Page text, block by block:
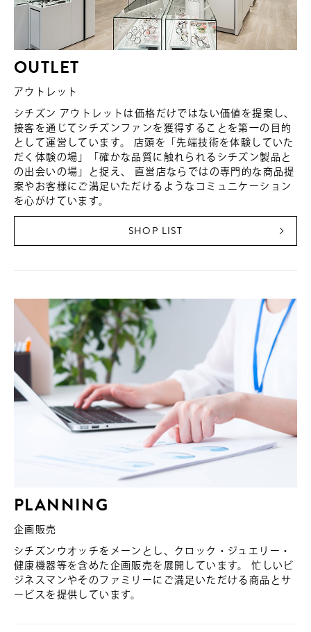
OUTLET
アウトレット
シチズン アウトレットは価格だけではない価値を提案し、
接客を通じてシチズンファンを獲得することを第一の目的
として運営しています。 店頭を「先端技術を体験していた
だく体験の場」「確かな品質に触れられるシチズン製品と
の出会いの場」と捉え、 直営店ならではの専門的な商品提
案やお客様にご満足いただけるようなコミュニケーション
を心がけています。
SHOP LIST
PLANNING
企画販売
シチズンウオッチをメーンとし、クロック・ジュエリー・
健康機器等を含めた企画販売を展開しています。
忙しいビ
ジネスマンやそのファミリーにご満足いただける商品とサ
ービスを提供しています。